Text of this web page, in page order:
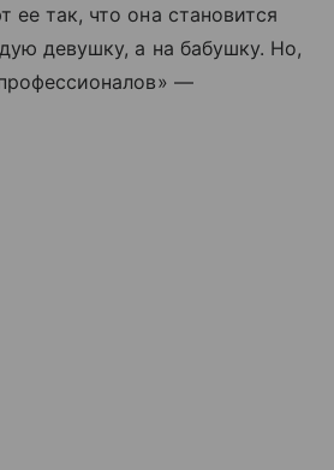
ее так, что она становится
девушку, а на бабушку. Но,
—